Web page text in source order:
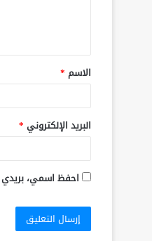
الاسم *
البريد الإلكتروني *
احفظ اسمي، بريدي